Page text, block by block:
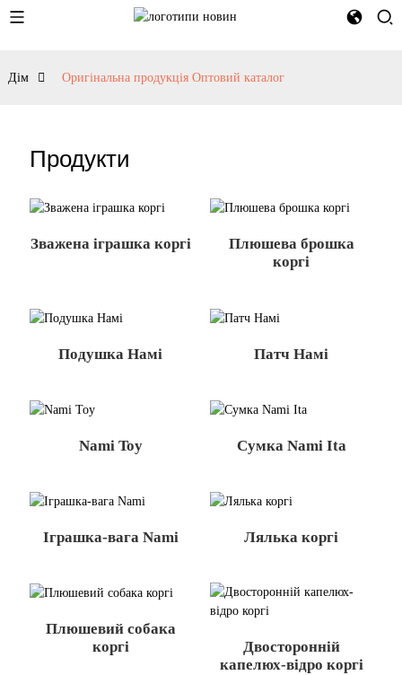
Дім Оригінальна продукція Оптовий каталог
Продукти
Зважена іграшка коргі
Плюшева брошка
коргі
Подушка Намі Патч Намі
Nami Toy Сумка Nami Ita
Іграшка-вага Nami Лялька коргі
Плюшевий собака
коргі
Двосторонній
капелюх-відро коргі